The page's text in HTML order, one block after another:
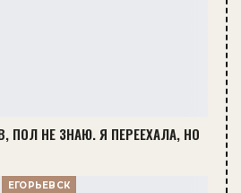
ПОЛ НЕ ЗНАЮ. Я ПЕРЕЕХАЛА, НО
ЕГОРЬЕВСК